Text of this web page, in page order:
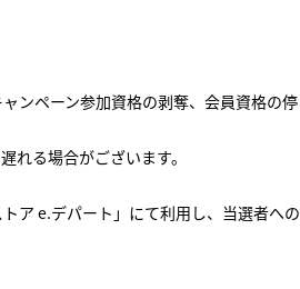
ンペーン参加資格の剥奪、会員資格の停
る場合がございます。
ア e.デパート」にて利用し、当選者への